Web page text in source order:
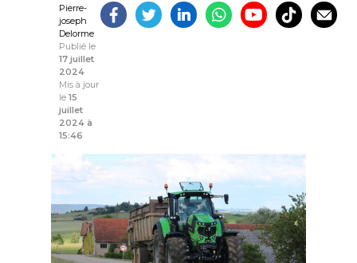
Pierre-
joseph
Delorme
Publié le
17 juillet
2024
Mis à jour
le 15
juillet
2024 à
15:46